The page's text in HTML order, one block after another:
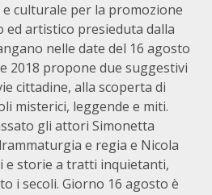
culturale per la promozione
artistico presieduta dalla
nelle date del 16 agosto
2018 propone due suggestivi
cittadine, alla scoperta di
misterici, leggende e miti.
gli attori Simonetta
e regia e Nicola
e storie a tratti inquietanti,
i secoli. Giorno 16 agosto è